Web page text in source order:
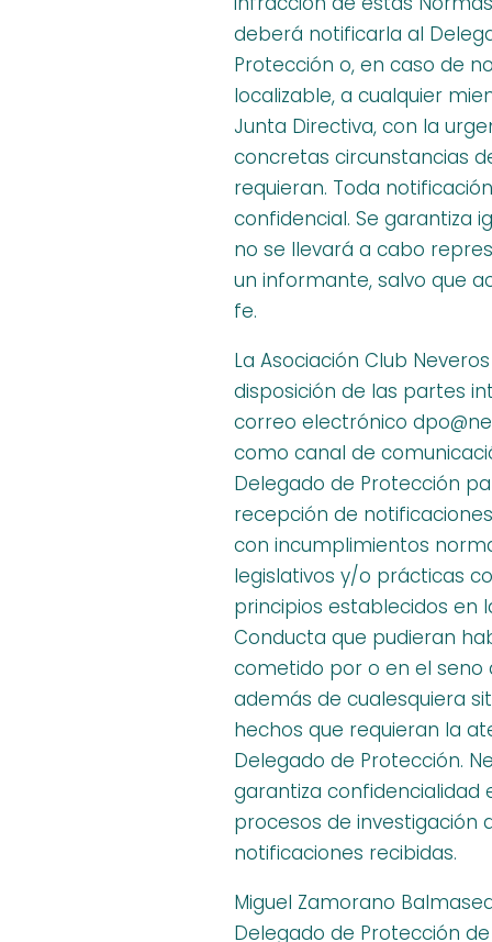
deberá notificarla al
Protección o, en caso de
localizable, a cualquier
Junta Directiva, con la
concretas circunstancias
requieran. Toda
confidencial. Se garantiza
no se llevará a cabo
un informante, salvo que
fe.
La Asociación Club
disposición de las partes
correo electrónico
como canal de
Delegado de Protección
recepción de
con incumplimientos
legislativos y/o prácticas
principios establecidos en
Conducta que pudieran
cometido por o en el seno
además de cualesquiera
hechos que requieran la
Delegado de Protección.
garantiza confidencialidad
procesos de investigación
notificaciones recibidas.
Miguel Zamorano
Delegado de Protección